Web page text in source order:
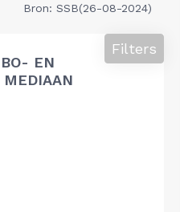
Bron: SSB(26-08-2024)
EN
Filters